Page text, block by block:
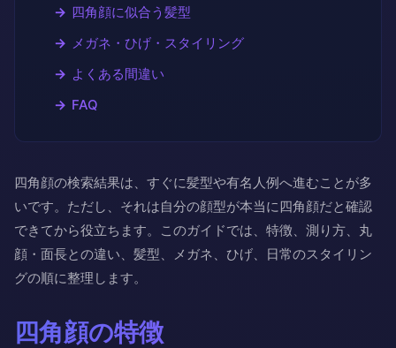
四角顔に似合う髪型
メガネ・ひげ・スタイリング
よくある間違い
FAQ
四角顔の検索結果は、すぐに髪型や有名人例へ進むことが多
いです。ただし、それは自分の顔型が本当に四角顔だと確認
できてから役立ちます。このガイドでは、特徴、測り方、丸
顔・面長との違い、髪型、メガネ、ひげ、日常のスタイリン
グの順に整理します。
四角顔の特徴